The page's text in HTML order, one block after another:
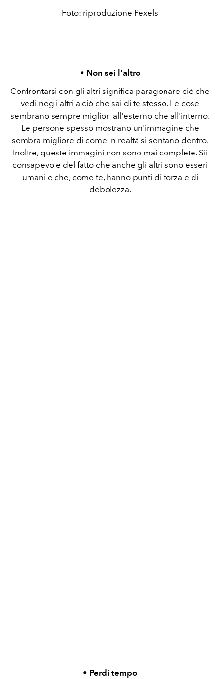
Foto: riproduzione Pexels
• Non sei l'altro
Confrontarsi con gli altri significa paragonare ciò che
vedi negli altri a ciò che sai di te stesso. Le cose
sembrano sempre migliori all'esterno che all'interno.
Le persone spesso mostrano un'immagine che
sembra migliore di come in realtà si sentano dentro.
Inoltre, queste immagini non sono mai complete. Sii
consapevole del fatto che anche gli altri sono esseri
umani e che, come te, hanno punti di forza e di
debolezza.
• Perdi tempo